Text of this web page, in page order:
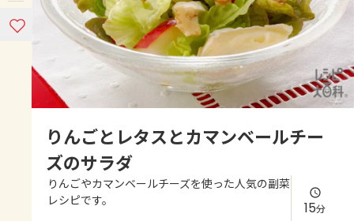
コンテンツ
トーク
よくあるお問い合わせ
お買い物
ピーマン
みょうが ゴーヤ
りんごとレタスとカマンベールチー
ズのサラダ
りんごやカマンベールチーズを使った人気の副菜
レシピです。
15分